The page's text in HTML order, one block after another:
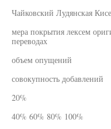
Чайковский Лудянская
мера покрытия лексем
переводах
объем опущений
совокупность добавлений
20%
40% 60% 80% 100%